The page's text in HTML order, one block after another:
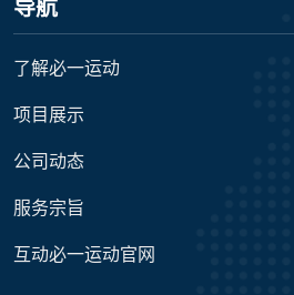
导航
了解必一运动
项目展示
公司动态
服务宗旨
互动必一运动官网